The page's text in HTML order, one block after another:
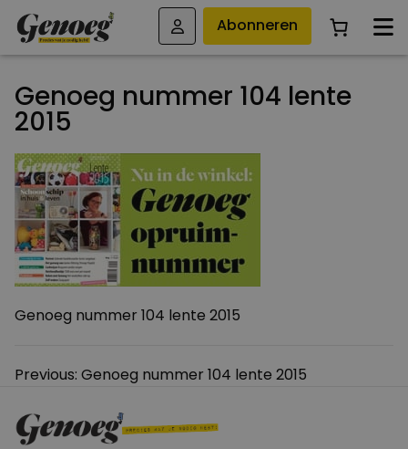
Abonneren
Genoeg nummer 104 lente
2015
Genoeg nummer 104 lente 2015
Bericht
Previous: Genoeg nummer 104 lente 2015